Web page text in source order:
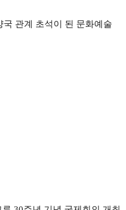
국 관계 초석이 된 문화예술